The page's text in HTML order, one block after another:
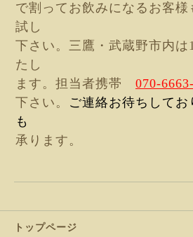
で割ってお飲みになるお客様
試し
下さい。三鷹・武蔵野市内は
たし
ます。担当者携帯 070-
下さい。 ご連絡お待ちして
も
承ります。
トップページ